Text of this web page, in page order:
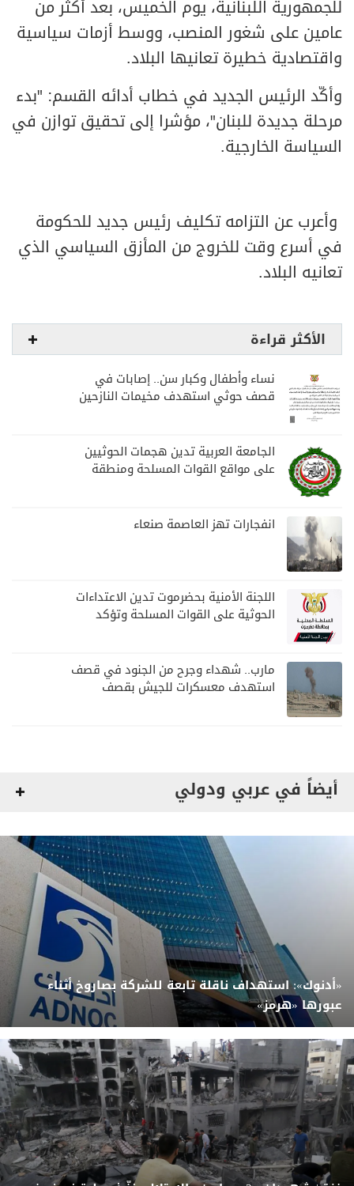
للجمهورية اللبنانية، يوم الخميس، بعد أكثر من
عامين على شغور المنصب، ووسط أزمات سياسية
واقتصادية خطيرة تعانيها البلاد.
وأكّد الرئيس الجديد في خطاب أدائه القسم: "بدء
مرحلة جديدة للبنان"، مؤشرا إلى تحقيق توازن في
السياسة الخارجية.
وأعرب عن التزامه تكليف رئيس جديد للحكومة
في أسرع وقت للخروج من المأزق السياسي الذي
تعانيه البلاد.
الأكثر قراءة
نساء وأطفال وكبار سن.. إصابات في
قصف حوثي استهدف مخيمات النازحين
الجامعة العربية تدين هجمات الحوثيين
على مواقع القوات المسلحة ومنطقة
انفجارات تهز العاصمة صنعاء
اللجنة الأمنية بحضرموت تدين الاعتداءات
الحوثية على القوات المسلحة وتؤكد
مارب.. شهداء وجرح من الجنود في قصف
استهدف معسكرات للجيش بقصف
أيضاً في عربي ودولي
«أدنوك»: استهداف ناقلة تابعة للشركة بصاروخ أثناء
عبورها «هرمز»